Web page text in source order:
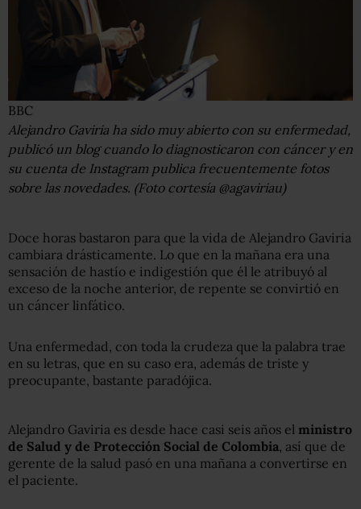
BBC
Alejandro Gaviria ha sido muy abierto con su enfermedad,
publicó un blog cuando lo diagnosticaron con cáncer y en
su cuenta de Instagram publica frecuentemente fotos
sobre las novedades. (Foto cortesía @agaviriau)
Doce horas bastaron para que la vida de Alejandro Gaviria
cambiara drásticamente. Lo que en la mañana era una
sensación de hastío e indigestión que él le atribuyó al
exceso de la noche anterior, de repente se convirtió en
un cáncer linfático.
Una enfermedad, con toda la crudeza que la palabra trae
en su letras, que en su caso era, además de triste y
preocupante, bastante paradójica.
Alejandro Gaviria es desde hace casi seis años el ministro
de Salud y de Protección Social de Colombia , así que de
gerente de la salud pasó en una mañana a convertirse en
el paciente.